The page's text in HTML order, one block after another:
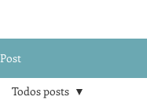
Post
Todos posts